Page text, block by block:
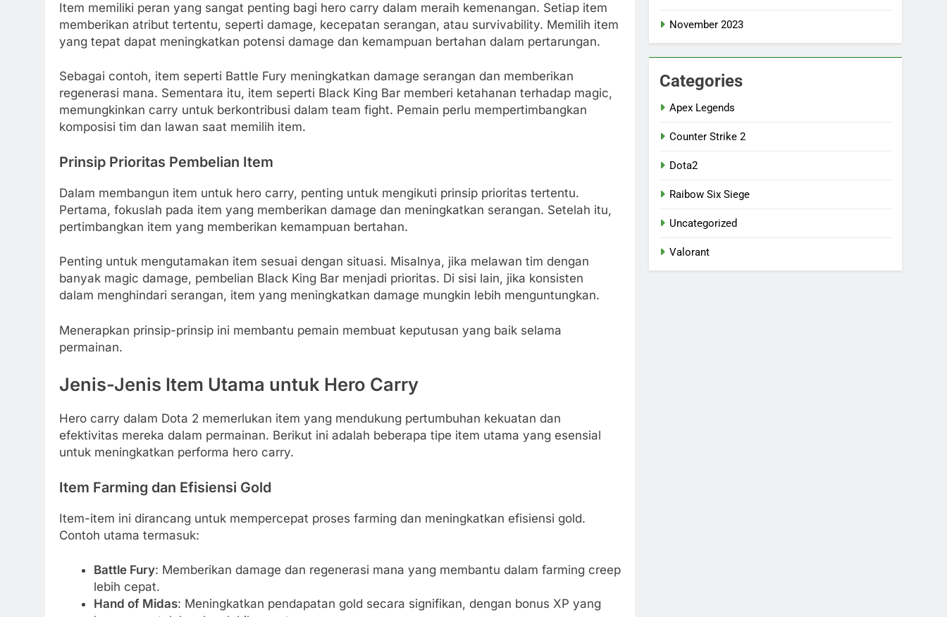
Item memiliki peran yang sangat penting bagi hero carry dalam meraih kemenangan. Setiap item
memberikan atribut tertentu, seperti damage, kecepatan serangan, atau survivability. Memilih item
yang tepat dapat meningkatkan potensi damage dan kemampuan bertahan dalam pertarungan.
Sebagai contoh, item seperti Battle Fury meningkatkan damage serangan dan memberikan
regenerasi mana. Sementara itu, item seperti Black King Bar memberi ketahanan terhadap magic,
memungkinkan carry untuk berkontribusi dalam team fight. Pemain perlu mempertimbangkan
komposisi tim dan lawan saat memilih item.
Prinsip Prioritas Pembelian Item
Dalam membangun item untuk hero carry, penting untuk mengikuti prinsip prioritas tertentu.
Pertama, fokuslah pada item yang memberikan damage dan meningkatkan serangan. Setelah itu,
pertimbangkan item yang memberikan kemampuan bertahan.
Penting untuk mengutamakan item sesuai dengan situasi. Misalnya, jika melawan tim dengan
banyak magic damage, pembelian Black King Bar menjadi prioritas. Di sisi lain, jika konsisten
dalam menghindari serangan, item yang meningkatkan damage mungkin lebih menguntungkan.
Menerapkan prinsip-prinsip ini membantu pemain membuat keputusan yang baik selama
permainan.
Jenis-Jenis Item Utama untuk Hero Carry
Hero carry dalam Dota 2 memerlukan item yang mendukung pertumbuhan kekuatan dan
efektivitas mereka dalam permainan. Berikut ini adalah beberapa tipe item utama yang esensial
untuk meningkatkan performa hero carry.
Item Farming dan Efisiensi Gold
Item-item ini dirancang untuk mempercepat proses farming dan meningkatkan efisiensi gold.
Contoh utama termasuk:
Battle Fury: Memberikan damage dan regenerasi mana yang membantu dalam farming creep
lebih cepat.
Hand of Midas: Meningkatkan pendapatan gold secara signifikan, dengan bonus XP yang
November 2023
Categories
Apex Legends
Counter Strike 2
Dota2
Raibow Six Siege
Uncategorized
Valorant